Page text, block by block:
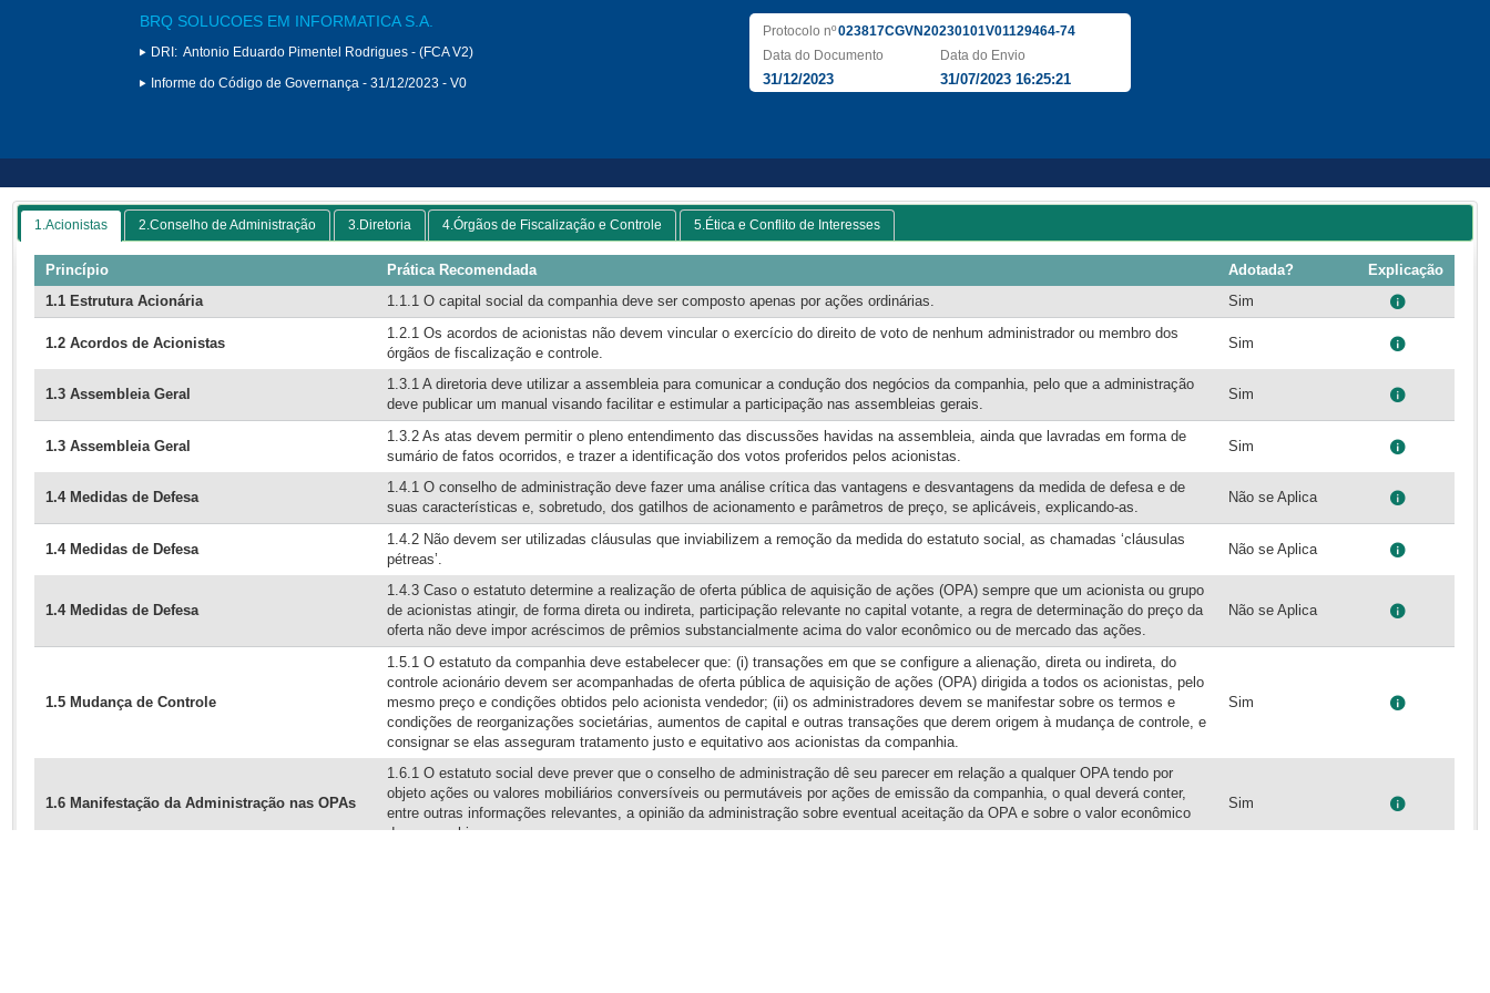
BRQ SOLUCOES EM INFORMATICA S.A.
DRI: Antonio Eduardo Pimentel Rodrigues - (FCA V2)
Informe do Código de Governança - 31/12/2023 - V0
Protocolo nº023817CGVN20230101V01129464-74
Data do Documento
31/12/2023
Data do Envio
31/07/2023 16:25:21